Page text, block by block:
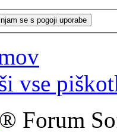
vse
® Forum